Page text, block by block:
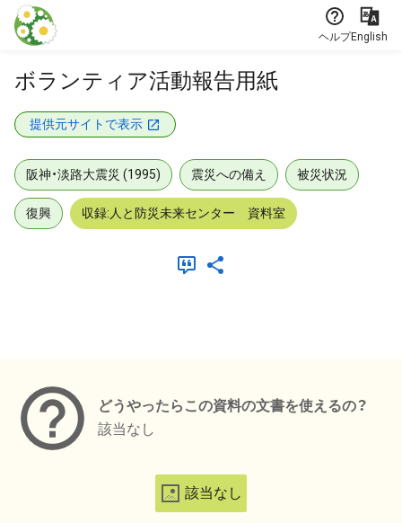
本文に飛ぶ
ヘルプEnglish
ボランティア活動報告用紙
提供元サイトで表示
阪神・淡路大震災 (1995) 震災への備え 被災状況
復興 収録:人と防災未来センター 資料室
どうやったらこの資料の文書を使えるの？
該当なし
該当なし